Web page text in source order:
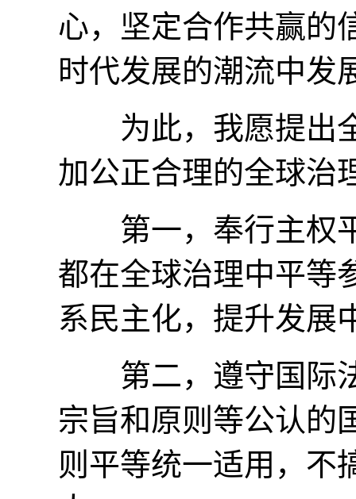
心，坚定合作共赢的
时代发展的潮流中发
为此，我愿提出全
加公正合理的全球治
第一，奉行主权平
都在全球治理中平等
系民主化，提升发展
第二，遵守国际法
宗旨和原则等公认的
则平等统一适用，不